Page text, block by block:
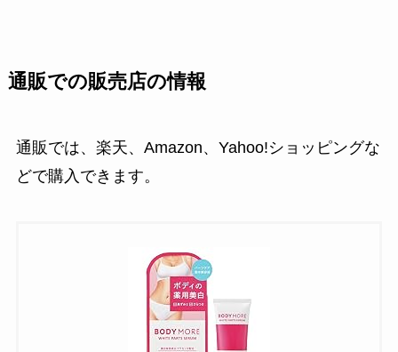
通販での販売店の情報
通販では、楽天、Amazon、Yahoo!ショッピングな
どで購入できます。